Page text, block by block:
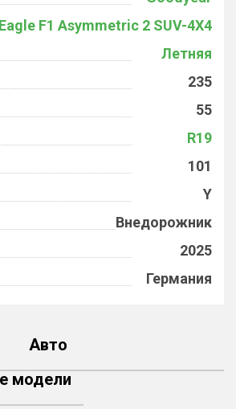
Eagle F1 Asymmetric 2 SUV-4X4
Летняя
235
55
R19
101
Y
Внедорожник
2025
Германия
Авто
модели